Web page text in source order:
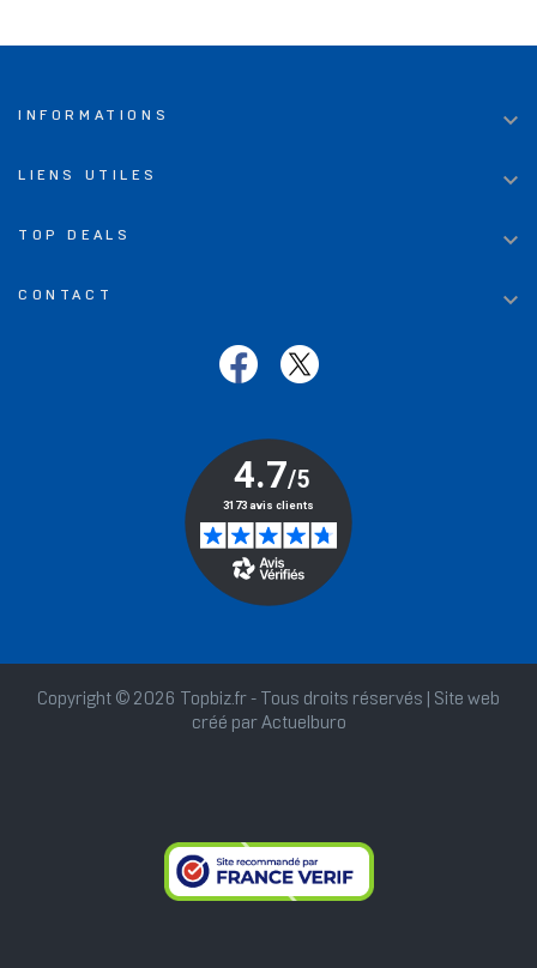
INFORMATIONS 
LIENS UTILES 
TOP DEALS 
CONTACT 
Copyright © 2026 Topbiz.fr - Tous droits réservés | Site web
créé par Actuelburo